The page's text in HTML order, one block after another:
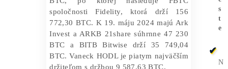
Koľko Bitcoinov vlastnia
spotové bitcoinové ETF?
Týchto 11 spotových bitcoinových ETF
spolu predstavuje56,05 miliardy